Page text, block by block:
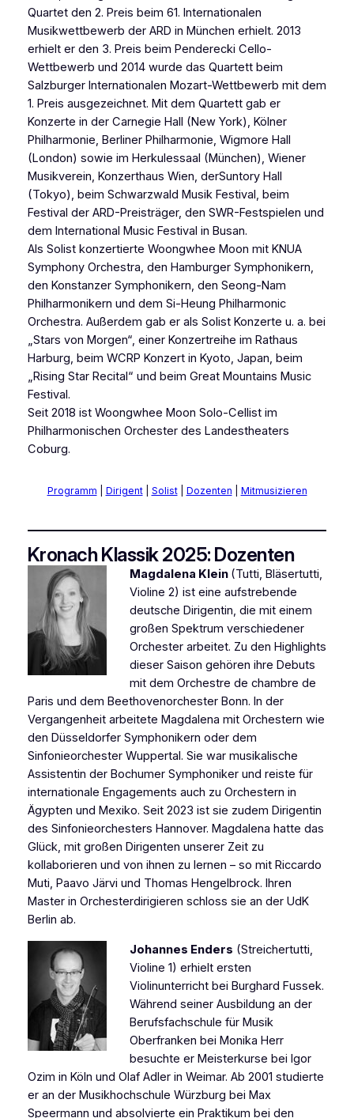
Quartet den 2. Preis beim 61. Internationalen
Musikwettbewerb der ARD in München erhielt. 2013
erhielt er den 3. Preis beim Penderecki Cello-
Wettbewerb und 2014 wurde das Quartett beim
Salzburger Internationalen Mozart-Wettbewerb mit dem
1. Preis ausgezeichnet. Mit dem Quartett gab er
Konzerte in der Carnegie Hall (New York), Kölner
Philharmonie, Berliner Philharmonie, Wigmore Hall
(London) sowie im Herkulessaal (München), Wiener
Musikverein, Konzerthaus Wien, derSuntory Hall
(Tokyo), beim Schwarzwald Musik Festival, beim
Festival der ARD-Preisträger, den SWR-Festspielen und
dem International Music Festival in Busan.
Als Solist konzertierte Woongwhee Moon mit KNUA
Symphony Orchestra, den Hamburger Symphonikern,
den Konstanzer Symphonikern, den Seong-Nam
Philharmonikern und dem Si-Heung Philharmonic
Orchestra. Außerdem gab er als Solist Konzerte u. a. bei
„Stars von Morgen“, einer Konzertreihe im Rathaus
Harburg, beim WCRP Konzert in Kyoto, Japan, beim
„Rising Star Recital“ und beim Great Mountains Music
Festival.
Seit 2018 ist Woongwhee Moon Solo-Cellist im
Philharmonischen Orchester des Landestheaters
Coburg.
Programm Dirigent| Solist| Dozenten Mitmusizieren
Kronach Klassik 2025: Dozenten
Magdalena Klein (Tutti, Bläsertutti,
Violine 2) ist eine aufstrebende
deutsche Dirigentin, die mit einem
großen Spektrum verschiedener
Orchester arbeitet. Zu den Highlights
dieser Saison gehören ihre Debuts
mit dem Orchestre de chambre de
Paris und dem Beethovenorchester Bonn. In der
Vergangenheit arbeitete Magdalena mit Orchestern wie
den Düsseldorfer Symphonikern oder dem
Sinfonieorchester Wuppertal. Sie war musikalische
Assistentin der Bochumer Symphoniker und reiste für
internationale Engagements auch zu Orchestern in
Ägypten und Mexiko. Seit 2023 ist sie zudem Dirigentin
des Sinfonieorchesters Hannover. Magdalena hatte das
Glück, mit großen Dirigenten unserer Zeit zu
kollaborieren und von ihnen zu lernen – so mit Riccardo
Muti, Paavo Järvi und Thomas Hengelbrock. Ihren
Master in Orchesterdirigieren schloss sie an der UdK
Berlin ab.
Johannes Enders (Streichertutti,
Violine 1) erhielt ersten
Violinunterricht bei Burghard Fussek.
Während seiner Ausbildung an der
Berufsfachschule für Musik
Oberfranken bei Monika Herr
besuchte er Meisterkurse bei Igor
Ozim in Köln und Olaf Adler in Weimar. Ab 2001 studierte
er an der Musikhochschule Würzburg bei Max
Speermann und absolvierte ein Praktikum bei den